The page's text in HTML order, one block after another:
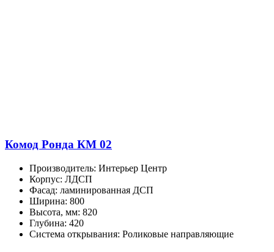
Комод Ронда КМ 02
Производитель: Интерьер Центр
Корпус: ЛДСП
Фасад: ламинированная ДСП
Ширина: 800
Высота, мм: 820
Глубина: 420
Система открывания: Роликовые направляющие